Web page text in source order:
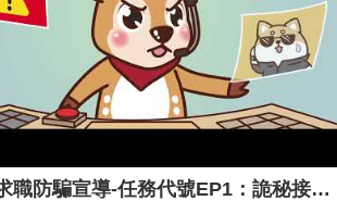
【求職求職防騙宣導-任務代號EP1：詭秘接頭】